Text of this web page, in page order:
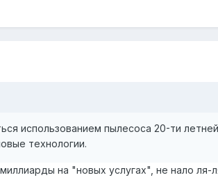
использованием пылесоса 20-ти
технологии.
на "новых услугах", не нало ля-